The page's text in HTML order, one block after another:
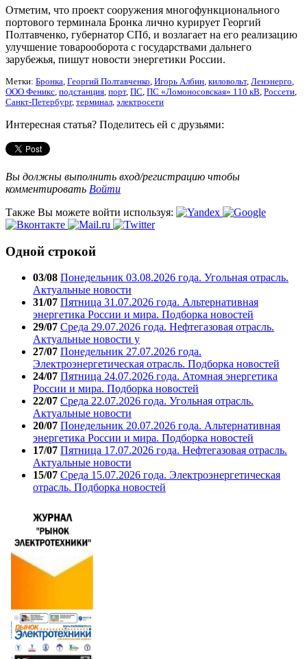
Отметим, что проект сооружения многофункционального
портового терминала Бронка лично курирует Георгий
Полтавченко, губернатор СПб, и возлагает на его реализацию
улучшение товарооборота с государствами дальнего
зарубежья, пишут новости энергетики России.
Метки: Бронка, Георгий Полтавченко, Игорь Албин, киловольт, Ленэнерго,
ООО Феникс, подстанция, порт, ПС, ПС «Ломоносовская» 110 кВ, Россети,
Санкт-Петербург, терминал, электросети
Интересная статья? Поделитесь ей с друзьями:
Вы должны выполнить вход/регистрацию чтобы
комментировать Войти
Также Вы можете войти используя:
Одной строкой
03/08 Понедельник 03.08.2026 года. Угольная отрасль.
Актуальные новости
31/07 Пятница 31.07.2026 года. Альтернативная
энергетика России и мира. Подборка новостей
29/07 Среда 29.07.2026 года. Нефтегазовая отрасль.
Актуальные новости у
27/07 Понедельник 27.07.2026 года.
Электроэнергетическая отрасль. Подборка новостей
24/07 Пятница 24.07.2026 года. Атомная энергетика
России и мира. Подборка новостей
22/07 Среда 22.07.2026 года. Угольная отрасль.
Актуальные новости
20/07 Понедельник 20.07.2026 года. Альтернативная
энергетика России и мира. Подборка новостей
17/07 Пятница 17.07.2026 года. Нефтегазовая отрасль.
Актуальные новости
15/07 Среда 15.07.2026 года. Электроэнергетическая
отрасль. Подборка новостей